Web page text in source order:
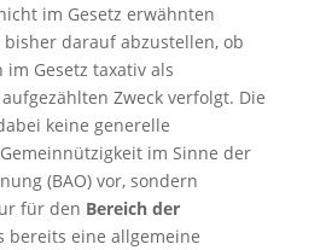
im Gesetz erwähnten
darauf abzustellen, ob
Gesetz taxativ als
Zweck verfolgt. Die
keine generelle
im Sinne der
(BAO) vor, sondern
für den Bereich der
bereits eine allgemeine